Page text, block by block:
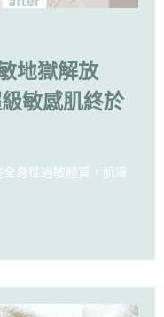
地獄解放
敏感肌終於
身性過敏體質，肌膚